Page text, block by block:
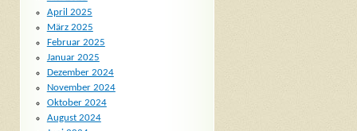
April 2025
März 2025
Februar 2025
Januar 2025
Dezember 2024
November 2024
Oktober 2024
August 2024